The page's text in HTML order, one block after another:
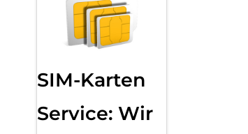
SIM-Karten
Service: Wir